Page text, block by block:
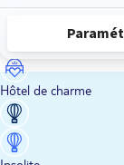
Hôtel de charme